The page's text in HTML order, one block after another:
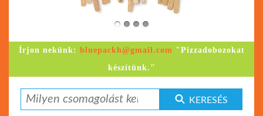
Írjon nekünk: bluepackh@gmail.com "Pizzadobozokat
készítünk."
KERESÉS